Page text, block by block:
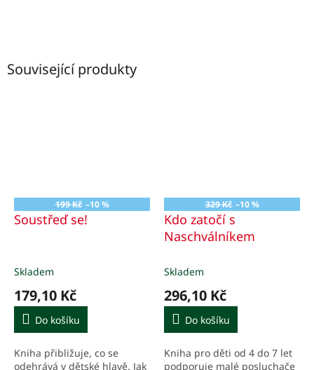
Související produkty
199 Kč –10 %
Soustřeď se!
Skladem
179,10 Kč
Do košíku
Kniha přibližuje, co se
odehrává v dětské hlavě. Jak
329 Kč –10 %
Kdo zatočí s
Naschválníkem
Skladem
296,10 Kč
Do košíku
Kniha pro děti od 4 do 7 let
podporuje malé posluchače